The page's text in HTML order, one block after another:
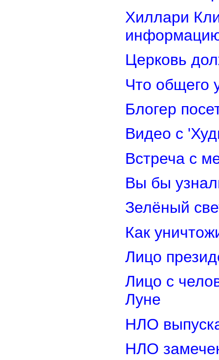
Хиллари
Церковь
Что общего
Блогер
Видео с
Встреча с
Вы бы
Зелёный
Как
Лицо
Лицо с
Луне
НЛО
НЛО